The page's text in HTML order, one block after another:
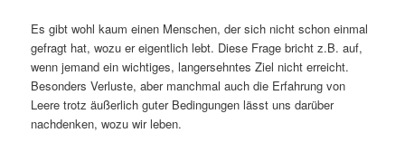
Es gibt wohl kaum einen Menschen, der sich nicht schon einmal
gefragt hat, wozu er eigentlich lebt. Diese Frage bricht z.B. auf,
wenn jemand ein wichtiges, langersehntes Ziel nicht erreicht.
Besonders Verluste, aber manchmal auch die Erfahrung von
Leere trotz äußerlich guter Bedingungen lässt uns darüber
nachdenken, wozu wir leben.